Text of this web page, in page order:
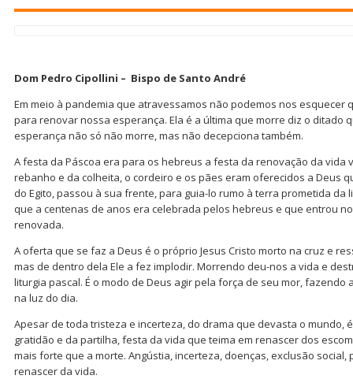
Dom Pedro Cipollini – Bispo de Santo André
Em meio à pandemia que atravessamos não podemos nos esquecer
para renovar nossa esperança. Ela é a última que morre diz o ditado
esperança não só não morre, mas não decepciona também.
A festa da Páscoa era para os hebreus a festa da renovação da vida
rebanho e da colheita, o cordeiro e os pães eram oferecidos a Deus
do Egito, passou à sua frente, para guia-lo rumo à terra prometida da
que a centenas de anos era celebrada pelos hebreus e que entrou
renovada.
A oferta que se faz a Deus é o próprio Jesus Cristo morto na cruz e
mas de dentro dela Ele a fez implodir. Morrendo deu-nos a vida e
liturgia pascal. É o modo de Deus agir pela força de seu mor,
na luz do dia.
Apesar de toda tristeza e incerteza, do drama que devasta o mundo,
gratidão e da partilha, festa da vida que teima em renascer dos
mais forte que a morte. Angústia, incerteza, doenças, exclusão
renascer da vida.